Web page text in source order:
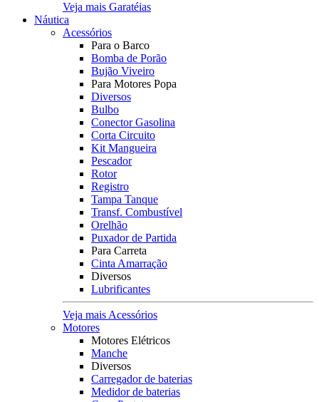
Veja mais Garatéias
Náutica
Acessórios
Para o Barco
Bomba de Porão
Bujão Viveiro
Para Motores Popa
Diversos
Bulbo
Conector Gasolina
Corta Circuito
Kit Mangueira
Pescador
Rotor
Registro
Tampa Tanque
Transf. Combustível
Orelhão
Puxador de Partida
Para Carreta
Cinta Amarração
Diversos
Lubrificantes
Veja mais Acessórios
Motores
Motores Elétricos
Manche
Diversos
Carregador de baterias
Medidor de baterias